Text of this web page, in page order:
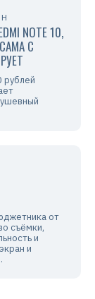
NOTE 10,
С
рублей
от
съёмки,
и
и